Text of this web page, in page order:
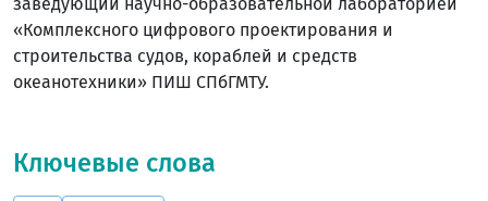
«Комплексного цифрового проектирования и
строительства судов, кораблей и средств
океанотехники» ПИШ СПбГМТУ.
Ключевые слова